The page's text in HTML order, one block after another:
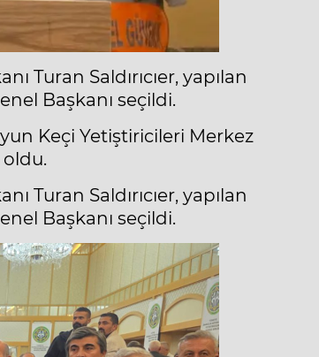
Turan Saldırıcıer, yapılan
Başkanı seçildi.
Keçi Yetiştiricileri Merkez
oldu.
Turan Saldırıcıer, yapılan
Başkanı seçildi.